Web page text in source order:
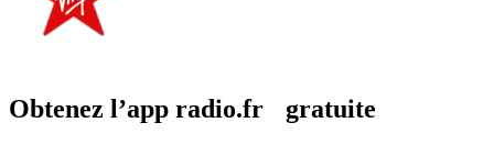
Obtenez l’app radio.fr gratuite